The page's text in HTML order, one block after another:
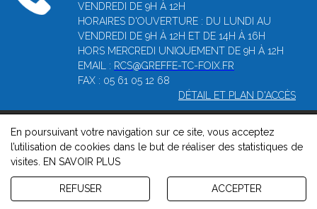
VENDREDI DE 9H À 12H
HORAIRES D'OUVERTURE : DU LUNDI AU
VENDREDI DE 9H À 12H ET DE 14H À 16H
HORS MERCREDI UNIQUEMENT DE 9H À 12H
EMAIL : RCS@GREFFE-TC-FOIX.FR
FAX : 05 61 05 12 68
DÉTAIL ET PLAN D'ACCÈS
© 2026, Greffe du Tribunal de Commerce de Foix -Mentions
légales-Contact -Gestion des cookies -Politique de
confidentialité et de cookies
Version : 1.8.1
En poursuivant votre navigation sur ce site, vous acceptez
l’utilisation de cookies dans le but de réaliser des statistiques de
visites.
EN SAVOIR PLUS
REFUSER ACCEPTER